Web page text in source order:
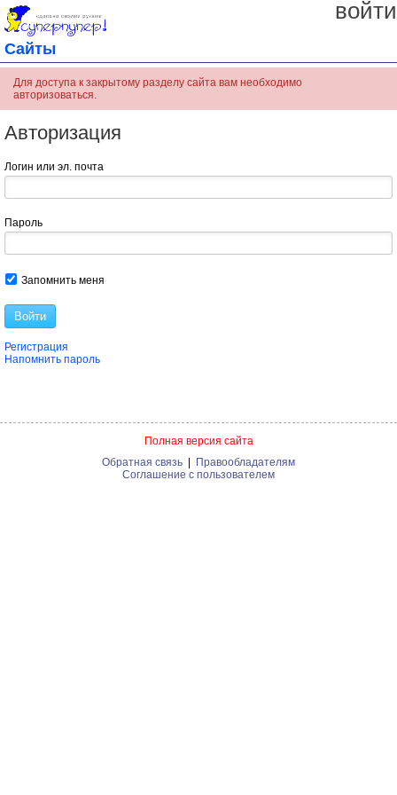
войти
Сайты
Для доступа к закрытому разделу сайта вам необходимо
авторизоваться.
Авторизация
Логин или эл. почта
Пароль
Запомнить меня
Войти
Регистрация
Напомнить пароль
Полная версия сайта
Обратная связь | Правообладателям
Соглашение с пользователем